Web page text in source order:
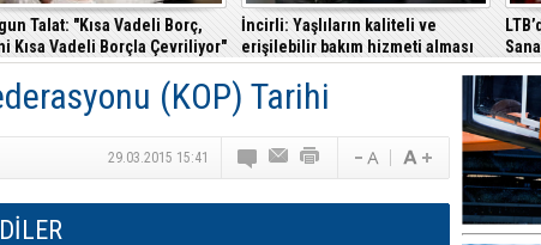
Talat: "Kısa Vadeli Borç,
Kısa Vadeli Borçla Çevriliyor"
İncirli: Yaşlıların kaliteli ve
erişilebilir bakım hizmeti alması
en temel önceliğimiz
(KOP) Tarihi
29.03.2015 15:41